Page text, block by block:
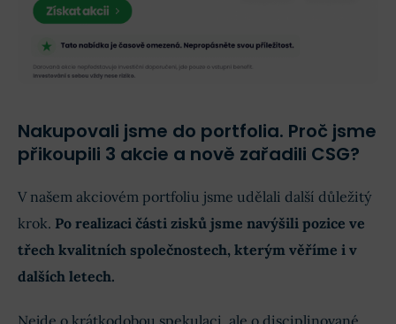
Nakupovali jsme do portfolia. Proč jsme
přikoupili 3 akcie a nově zařadili CSG?
V našem akciovém portfoliu jsme udělali další důležitý
krok. Po realizaci části zisků jsme navýšili pozice ve
třech kvalitních společnostech, kterým věříme i v
dalších letech.